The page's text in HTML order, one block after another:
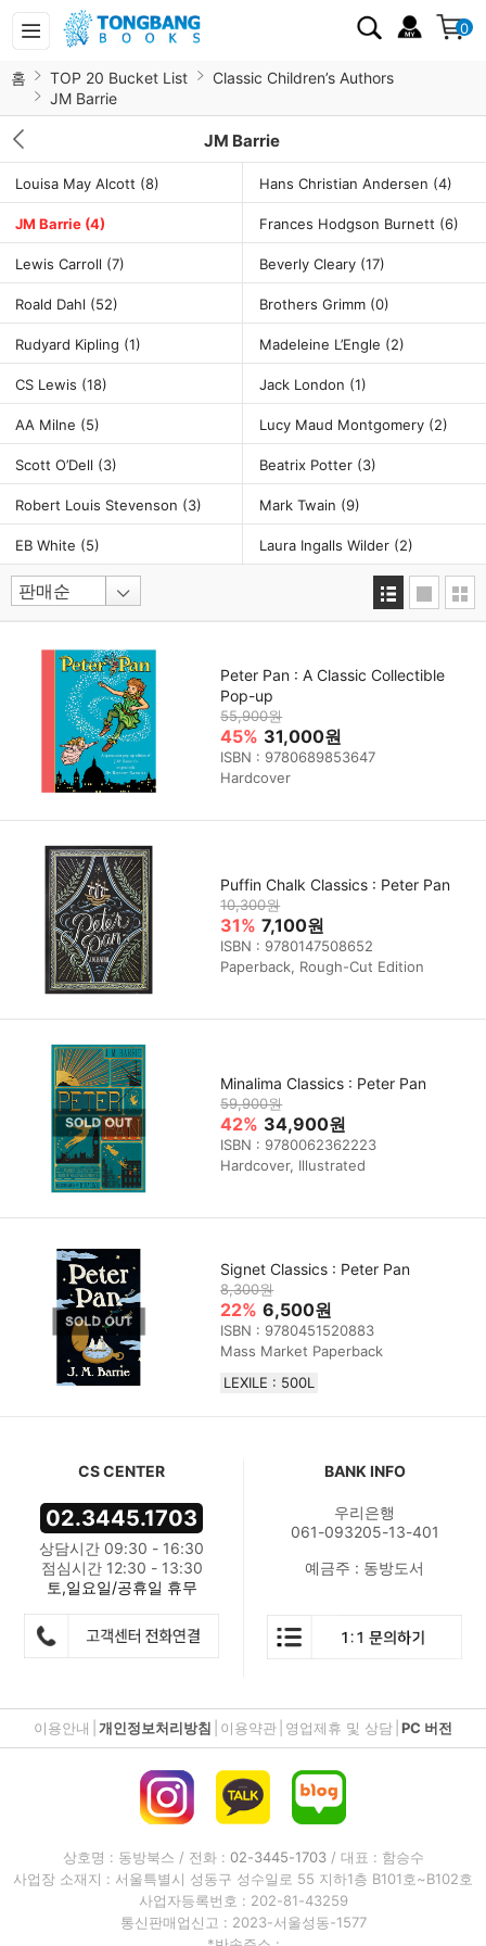
0
홈 TOP 20 Bucket List
Classic Children’s Authors
JM Barrie
JM Barrie
Louisa May Alcott (8) Hans Christian Andersen (4)
JM Barrie (4) Frances Hodgson Burnett (6)
Lewis Carroll (7) Beverly Cleary (17)
Roald Dahl (52) Brothers Grimm (0)
Rudyard Kipling (1) Madeleine L’Engle (2)
CS Lewis (18) Jack London (1)
AA Milne (5) Lucy Maud Montgomery (2)
Scott O’Dell (3) Beatrix Potter (3)
Robert Louis Stevenson (3) Mark Twain (9)
EB White (5) Laura Ingalls Wilder (2)
Peter Pan : A Classic Collectible
Pop-up
55,900원
45% 31,000원
ISBN : 9780689853647
Hardcover
Puffin Chalk Classics : Peter Pan
10,300원
31% 7,100원
ISBN : 9780147508652
Paperback, Rough-Cut Edition
Minalima Classics : Peter Pan
59,900원
42% 34,900원
ISBN : 9780062362223
Hardcover, Illustrated
Signet Classics : Peter Pan
8,300원
22% 6,500원
ISBN : 9780451520883
Mass Market Paperback
LEXILE : 500L
CS CENTER
02.3445.1703
상담시간 09:30 - 16:30
점심시간 12:30 - 13:30
토,일요일/공휴일 휴무
BANK INFO
우리은행
061-093205-13-401
예금주 : 동방도서
이용안내 개인정보처리방침 이용약관 영업제휴 및 상담 PC 버전
상호명 : 동방북스 / 전화 : 02-3445-1703/ 대표 : 함승수
사업장 소재지 : 서울특별시 성동구 성수일로 55 지하1층 B101호~B102호
사업자등록번호 : 202-81-43259
통신판매업신고 : 2023-서울성동-1577